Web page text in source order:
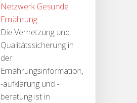
Netzwerk Gesunde
Ernährung
Die Vernetzung und
Qualitätssicherung in
der
Ernährungsinformation,
-aufklärung und -
beratung ist in